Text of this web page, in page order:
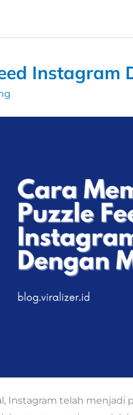
Instagram
Instagram telah menjadi